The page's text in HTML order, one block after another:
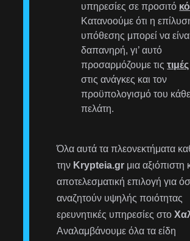
υπηρεσίες σε προσιτό
Κατανοούμε ότι η
υπόθεσης μπορεί να
δαπανηρή, γι’ αυτό
προσαρμόζουμε τιςτιμές
στις ανάγκες και τον
προϋπολογισμό του κάθε
πελάτη.
Όλα αυτά τα πλεονεκτήματα
την Krypteia.gr μια αξιόπιστη
αποτελεσματική επιλογή για
αναζητούν υψηλής ποιότητας
ερευνητικές υπηρεσίες στο
Αναλαμβάνουμε όλα τα είδη